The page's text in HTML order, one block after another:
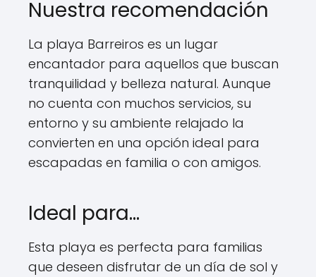
Nuestra recomendación
La playa Barreiros es un lugar
encantador para aquellos que buscan
tranquilidad y belleza natural. Aunque
no cuenta con muchos servicios, su
entorno y su ambiente relajado la
convierten en una opción ideal para
escapadas en familia o con amigos.
Ideal para…
Esta playa es perfecta para familias
que deseen disfrutar de un día de sol y